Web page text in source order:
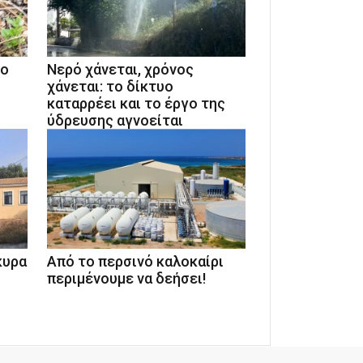
Νερό χάνεται, χρόνος
χάνεται: το δίκτυο
καταρρέει και το έργο της
ύδρευσης αγνοείται
Από το περσινό καλοκαίρι
περιμένουμε να δεήσει!